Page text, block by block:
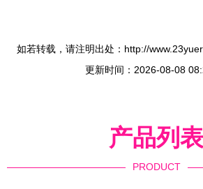
如若转载，请注明出处：http://
更新时间：2026-08-08
产品列表
PRODUCT